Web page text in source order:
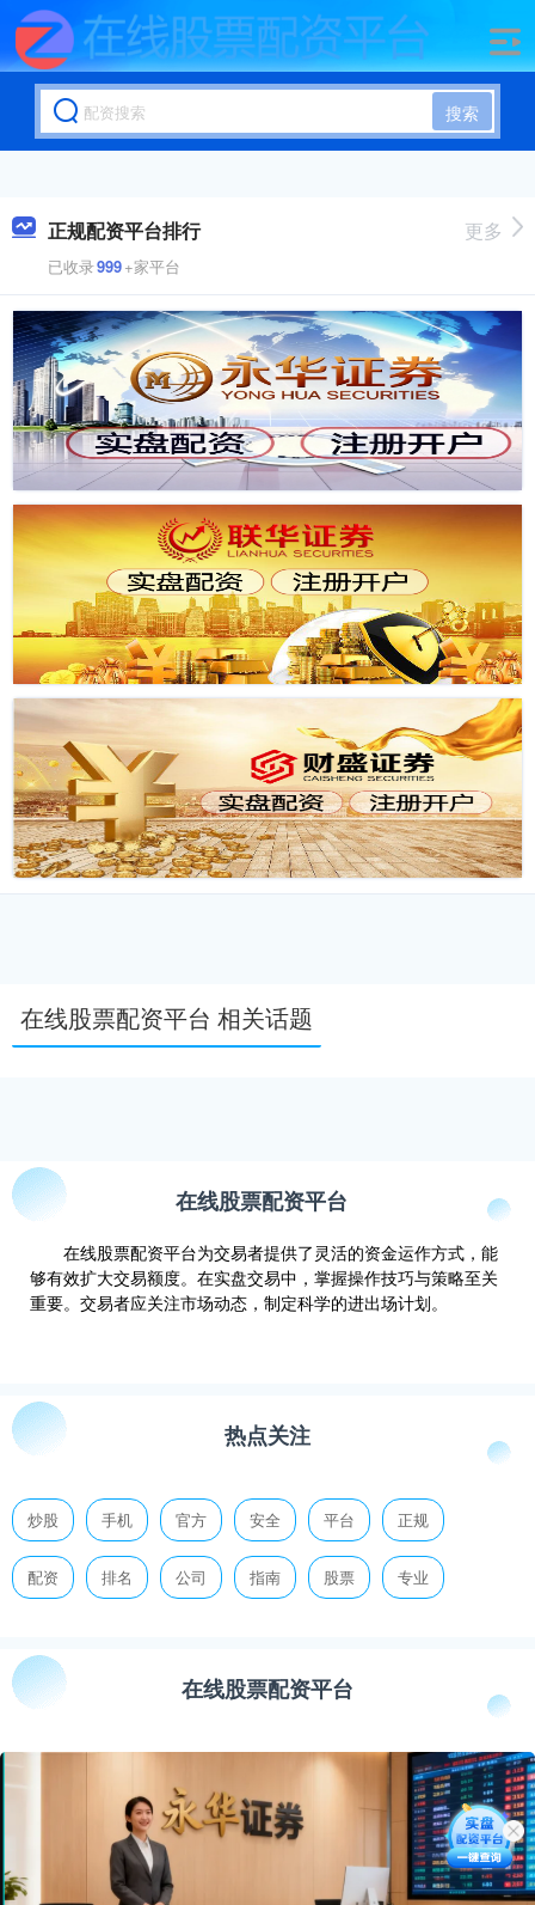
搜索
正规配资平台排行
已收录999+家平台
更多
在线股票配资平台 相关话题
在线股票配资平台
在线股票配资平台为交易者提供了灵活的资金运作方式，能
够有效扩大交易额度。在实盘交易中，掌握操作技巧与策略至关
重要。交易者应关注市场动态，制定科学的进出场计划。
热点关注
炒股 手机 官方 安全 平台 正规
配资 排名 公司 指南 股票 专业
在线股票配资平台